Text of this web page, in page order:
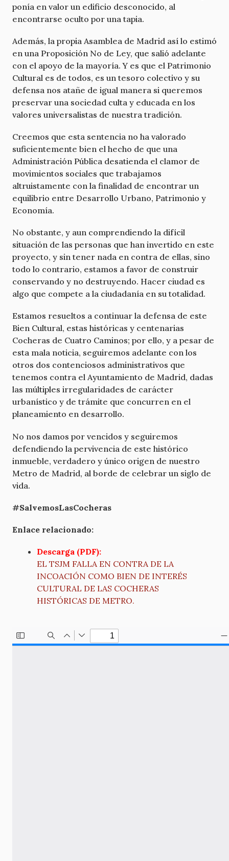
ponía en valor un edificio desconocido, al
encontrarse oculto por una tapia.
Además, la propia Asamblea de Madrid así lo estimó
en una Proposición No de Ley, que salió adelante
con el apoyo de la mayoría. Y es que el Patrimonio
Cultural es de todos, es un tesoro colectivo y su
defensa nos atañe de igual manera si queremos
preservar una sociedad culta y educada en los
valores universalistas de nuestra tradición.
Creemos que esta sentencia no ha valorado
suficientemente bien el hecho de que una
Administración Pública desatienda el clamor de
movimientos sociales que trabajamos
altruistamente con la finalidad de encontrar un
equilibrio entre Desarrollo Urbano, Patrimonio y
Economía.
No obstante, y aun comprendiendo la difícil
situación de las personas que han invertido en este
proyecto, y sin tener nada en contra de ellas, sino
todo lo contrario, estamos a favor de construir
conservando y no destruyendo. Hacer ciudad es
algo que compete a la ciudadanía en su totalidad.
Estamos resueltos a continuar la defensa de este
Bien Cultural, estas históricas y centenarias
Cocheras de Cuatro Caminos; por ello, y a pesar de
esta mala noticia, seguiremos adelante con los
otros dos contenciosos administrativos que
tenemos contra el Ayuntamiento de Madrid, dadas
las múltiples irregularidades de carácter
urbanístico y de trámite que concurren en el
planeamiento en desarrollo.
No nos damos por vencidos y seguiremos
defendiendo la pervivencia de este histórico
inmueble, verdadero y único origen de nuestro
Metro de Madrid, al borde de celebrar un siglo de
vida.
#SalvemosLasCocheras
Enlace relacionado:
Descarga (PDF):
EL TSJM FALLA EN CONTRA DE LA
INCOACIÓN COMO BIEN DE INTERÉS
CULTURAL DE LAS COCHERAS
HISTÓRICAS DE METRO.